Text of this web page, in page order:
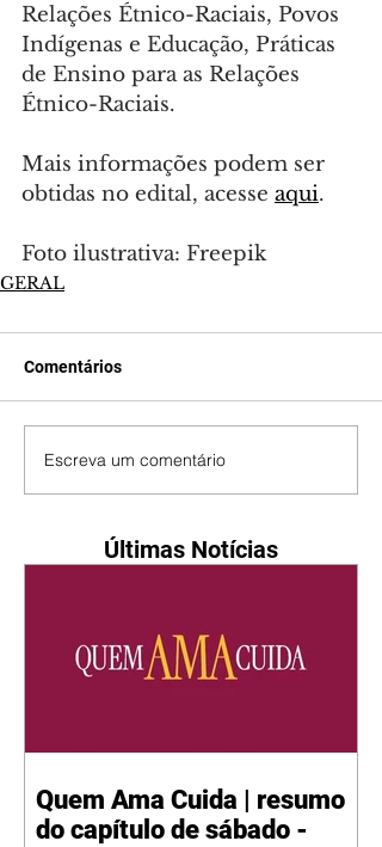
Relações Étnico-Raciais, Povos
Indígenas e Educação, Práticas
de Ensino para as Relações
Étnico-Raciais.
Mais informações podem ser
obtidas no edital, acesse aqui.
Foto ilustrativa: Freepik
GERAL
Comentários
Escreva um comentário
Últimas Notícias
Quem Ama Cuida | resumo
do capítulo de sábado -